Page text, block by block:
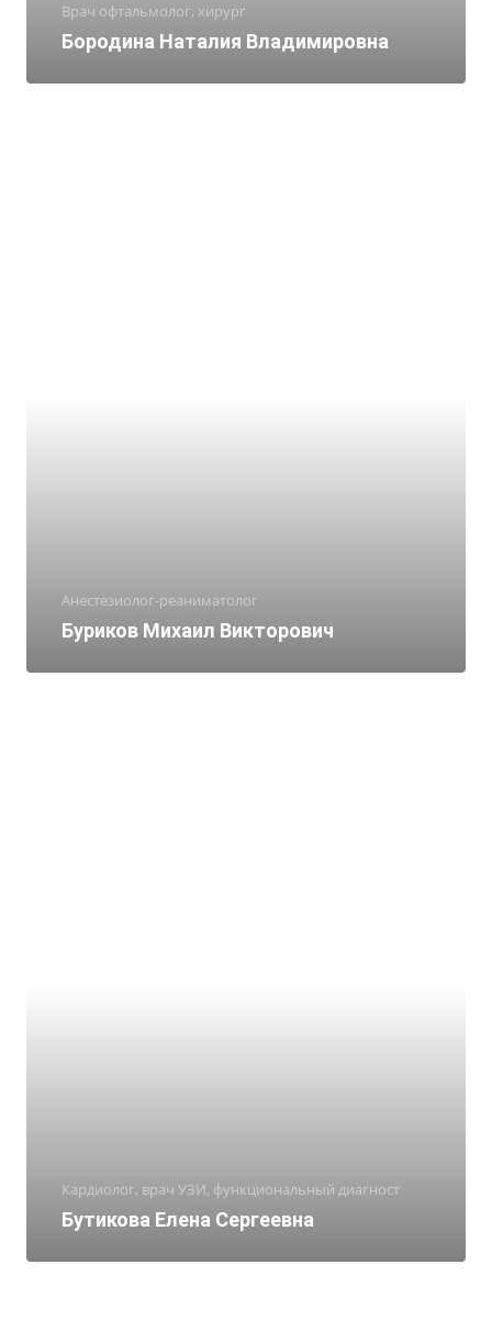
Врач офтальмолог, хирург
Бородина Наталия Владимировна
Анестезиолог-реаниматолог
Буриков Михаил Викторович
Кардиолог, врач УЗИ, функциональный диагност
Бутикова Елена Сергеевна